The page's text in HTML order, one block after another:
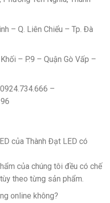
– Q. Liên Chiểu – Tp. Đà
– P.9 – Quận Gò Vấp –
–
của Thành Đạt LED có
của chúng tôi đều có chế
theo từng sản phẩm.
online không?